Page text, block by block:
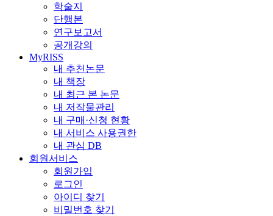
학술지
단행본
연구보고서
공개강의
MyRISS
내 추천논문
내 책장
내 최근 본 논문
내 저작물관리
내 구매·신청 현황
내 서비스 사용권한
내 관심 DB
회원서비스
회원가입
로그인
아이디 찾기
비밀번호 찾기